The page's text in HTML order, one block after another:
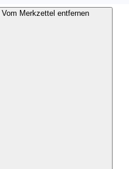
Vom Merkzettel entfernen